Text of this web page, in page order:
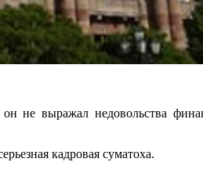
не выражал недовольства
кадровая суматоха.